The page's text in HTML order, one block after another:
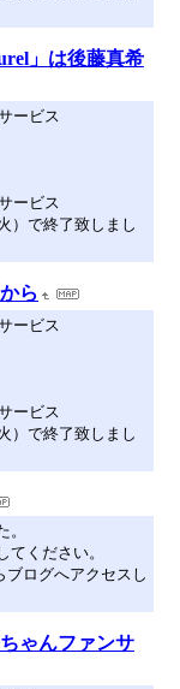
」は後藤真希
ービス
ービス
）で終了致しまし
ら
ービス
ービス
）で終了致しまし
ください。
ブログへアクセスし
ゃんファンサ